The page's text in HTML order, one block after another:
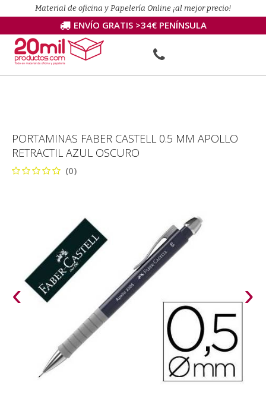
Material de oficina y Papelería Online ¡al mejor precio!
ENVÍO GRATIS >34€ PENÍNSULA
PORTAMINAS FABER CASTELL 0.5 MM APOLLO
RETRACTIL AZUL OSCURO
(0)
‹ ›